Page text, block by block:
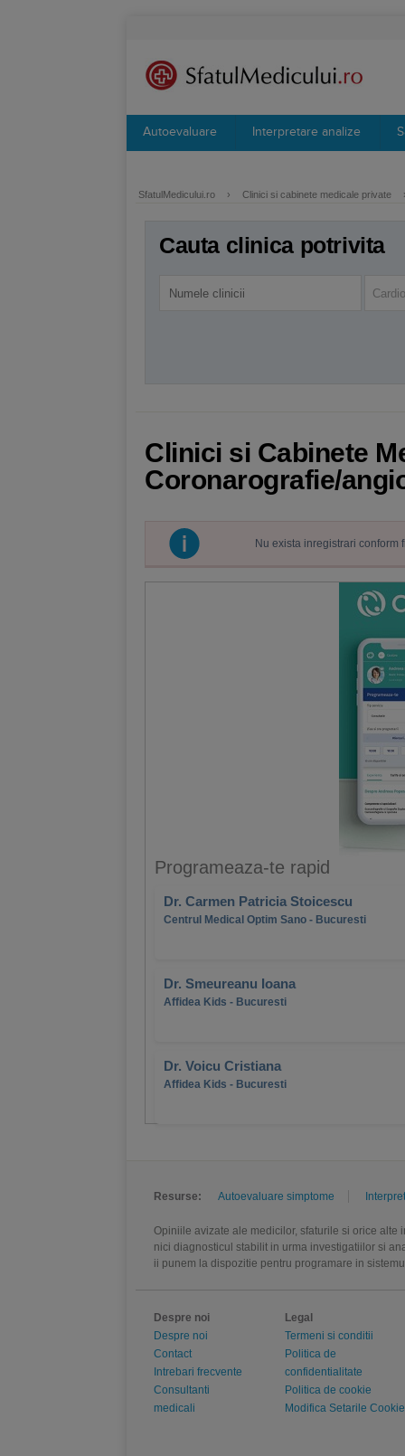
Autoevaluare Interpretare analize
SfatulMedicului.ro › Clinici si cabinete medicale private
Cauta clinica potrivita
Clinici si Cabinete
Coronarografie/
Nu exista inregistrari
Programeaza-te rapid
Dr. Carmen Patricia Stoicescu
Centrul Medical Optim Sano - Bucuresti
Dr. Smeureanu Ioana
Affidea Kids - Bucuresti
Dr. Voicu Cristiana
Affidea Kids - Bucuresti
Resurse: Autoevaluare simptome
Opiniile avizate ale medicilor, sfaturile si orice
nici diagnosticul stabilit in urma investigatiilor si
ii punem la dispozitie pentru programare in
Despre noi
Despre noi
Contact
Intrebari frecvente
Consultanti
medicali
Legal
Termeni si conditii
Politica de
confidentialitate
Politica de cookie
Modifica Setarile Cookie